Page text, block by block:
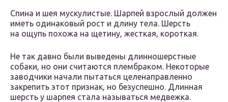
Спина и шея мускулистые. Шарпей взрослый должен
иметь одинаковый рост и длину тела. Шерсть
на ощупь похожа на щетину, жесткая, короткая.
Не так давно были выведены длинношерстные
собаки, но они считаются плембраком. Некоторые
заводчики начали пытаться целенаправленно
закрепить этот признак, но безуспешно. Длинная
шерсть у шарпея стала называться медвежка.